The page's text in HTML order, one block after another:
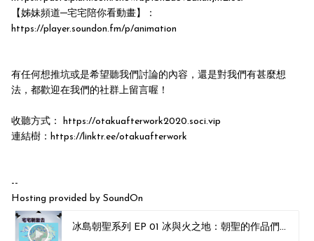
【姊妹頻道─宅宅陪你看動畫】：
https://player.soundon.fm/p/animation
有任何想推坑或是希望聽我們討論的內容，還是對我們有甚麼想
法，都歡迎在我們的社群上留言喔！
收聽方式： https://otakuafterwork2020.soci.vip
連結樹：https://linktr.ee/otakuafterwork
--
Hosting provided by SoundOn
冰島朝聖系列 EP 01 冰與火之地：朝聖的作品們
此節目